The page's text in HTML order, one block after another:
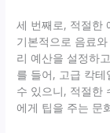
세 번째로, 적절한
기본적으로 음료
리 예산을 설정하
를 들어, 고급 칵
수 있으니, 적절한
에게 팁을 주는 문